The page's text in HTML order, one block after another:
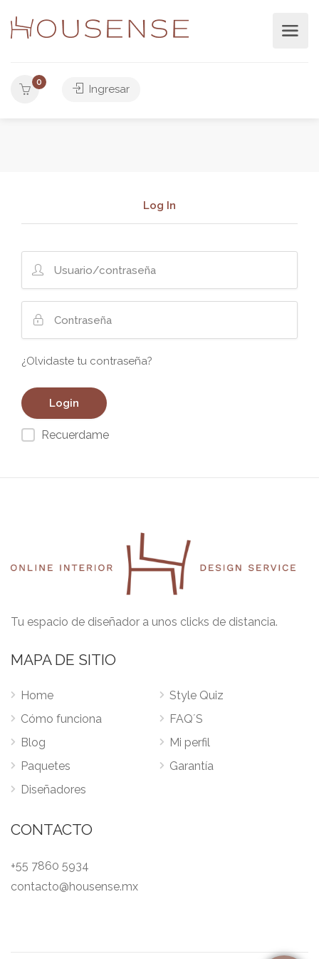
0
Ingresar
Log In
¿Olvidaste tu contraseña?
Recuerdame
Tu espacio de diseñador a unos clicks de distancia.
MAPA DE SITIO
Home
Cómo funciona
Blog
Paquetes
Diseñadores
Style Quiz
FAQ´S
Mi perfil
Garantía
CONTACTO
+55 7860 5934
contacto@housense.mx